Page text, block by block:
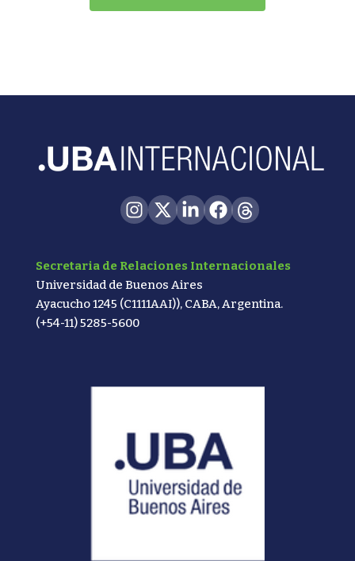
Secretaria de Relaciones Internacionales
Universidad de Buenos Aires
Ayacucho 1245 (C1111AAI)), CABA, Argentina.
(+54-11) 5285-5600